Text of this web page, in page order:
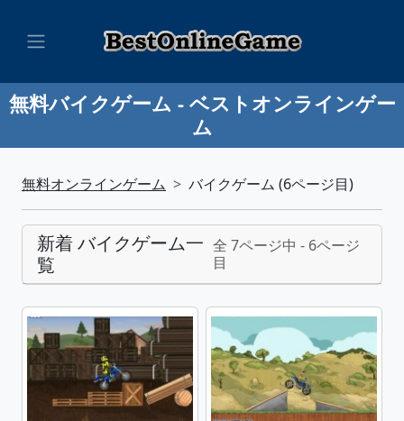
無料バイクゲーム - ベストオンラインゲー
ム
無料オンラインゲーム バイクゲーム (6ページ目)
新着 バイクゲーム一
覧
全 7ページ中 - 6ページ
目